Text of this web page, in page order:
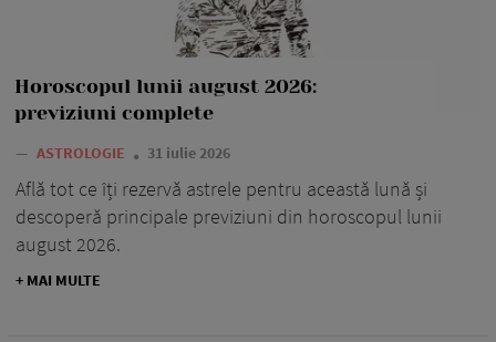
Horoscopul lunii august 2026:
previziuni complete
— ASTROLOGIE 31 iulie 2026
Află tot ce îți rezervă astrele pentru această lună și
descoperă principale previziuni din horoscopul lunii
august 2026.
+ MAI MULTE